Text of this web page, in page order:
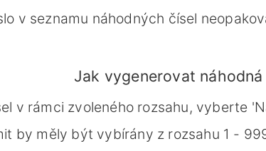
v seznamu náhodných čísel
Jak vygenerovat náhodná
v rámci zvoleného rozsahu, vyberte
by měly být vybírány z rozsahu 1 -